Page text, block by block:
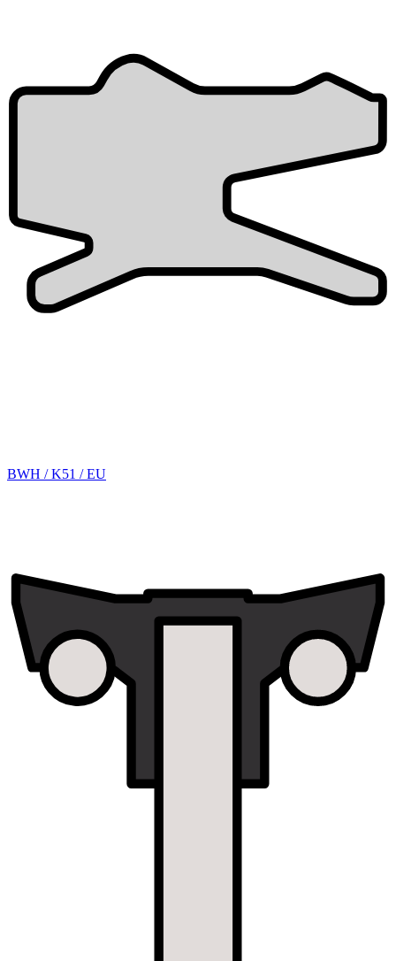
BWH / K51 / EU